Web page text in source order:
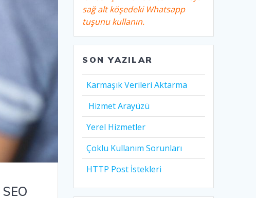
sağ alt köşedeki Whatsapp
tuşunu kullanın.
SON YAZILAR
Karmaşık Verileri Aktarma
Hizmet Arayüzü
Yerel Hizmetler
Çoklu Kullanım Sorunları
HTTP Post İstekleri